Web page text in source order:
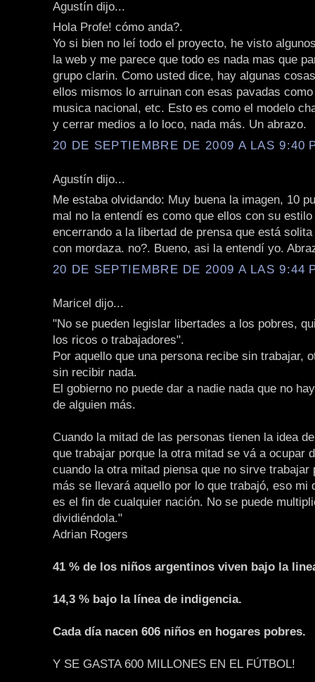
Agustín dijo...
Hola Profe! cómo anda?.
Yo si bien no leí todo el proyecto, he visto
la web y me parece que todo es nada mas que
grupo clarin. Como usted dice, hay algunas
ellos mismos lo arruinan con esas pavadas
musica nacional, etc. Esto es como el modelo
y cerrar medios a lo loco, nada más. Un abrazo.
20 DE SEPTIEMBRE DE 2009 A LAS 9:40
Agustín dijo...
Me estaba olvidando: Muy buena la imagen, 10
mal no la entendí es como que ellos con su
encerrando a la libertad de prensa que está
con mordaza. no?. Bueno, asi la entendí yo.
20 DE SEPTIEMBRE DE 2009 A LAS 9:44
Maricel dijo...
"No se pueden legislar libertades a los pobres,
los ricos o trabajadores".
Por aquello que una persona recibe sin trabajar,
sin recibir nada.
El gobierno no puede dar a nadie nada que no
de alguien más.
Cuando la mitad de las personas tienen la idea
que trabajar porque la otra mitad se vá a ocupar
cuando la otra mitad piensa que no sirve trabajar
más se llevará aquello por lo que trabajó, eso mi
es el fin de cualquier nación. No se puede
dividiéndola."
Adrian Rogers
41 % de los niños argentinos viven bajo la
14,3 % bajo la línea de indigencia.
Cada día nacen 606 niños en hogares pobres.
Y SE GASTA 600 MILLONES EN EL FÚTBOL!